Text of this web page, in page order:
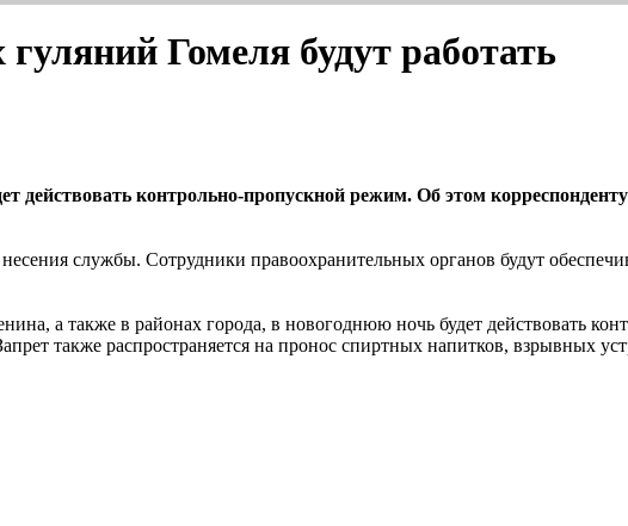
Гомеля будут работать
действовать контрольно-пропускной режим. Об этом
службы. Сотрудники правоохранительных органов будут
а также в районах города, в новогоднюю ночь будет действовать
также распространяется на пронос спиртных напитков, взрывных